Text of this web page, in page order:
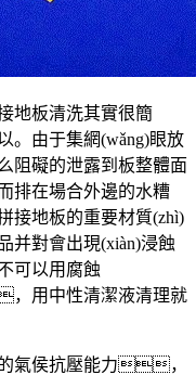
板清洗其實很簡
由于集網(wǎng)眼放
礙的泄露到板整體面
排在場合外邊的水糟
地板的重要材質(zhì)
對會出現(xiàn)浸蝕
可以用腐蝕
用中性清潔液清理就
氣侯抗壓能力，